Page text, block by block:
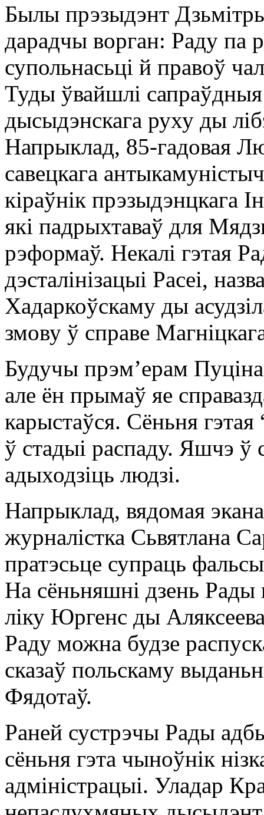
Былы прэзыдэнт
дарадчы ворган: Раду па
супольнасьці й правоў
Туды ўвайшлі
дысыдэнскага руху ды
Напрыклад, 85-гадовая
савецкага
кіраўнік прэзыдэнцкага
які падрыхтаваў для
рэформаў. Некалі гэтая
дэсталінізацыі Расеі,
Хадаркоўскаму ды
змову ў справе
Будучы прэм’ерам
але ён прымаў яе
карыстаўся. Сёньня гэтая
ў стадыі распаду. Яшчэ ў
адыходзіць людзі.
Напрыклад, вядомая
журналістка Сьвятлана
пратэсьце супраць
На сёньняшні дзень Рады
ліку Юргенс ды
Раду можна будзе
сказаў польскаму
Фядотаў.
Раней сустрэчы Рады
сёньня гэта чыноўнік
адміністрацыі. Уладар